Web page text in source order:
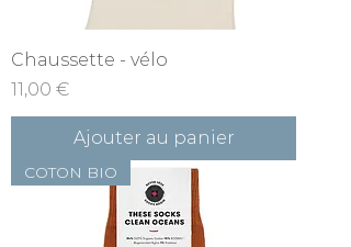
Chaussette - vélo
Prix
11,00 €
Ajouter au panier
COTON BIO